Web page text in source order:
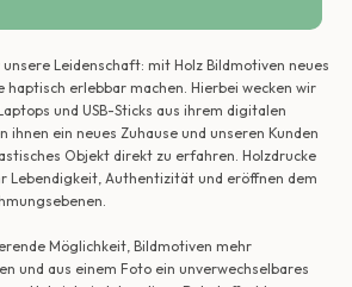
Leidenschaft: mit Holz Bildmotiven neues
haptisch erlebbar machen. Hierbei wecken wir
und USB-Sticks aus ihrem digitalen
ihnen ein neues Zuhause und unseren Kunden
Objekt direkt zu erfahren. Holzdrucke
Lebendigkeit, Authentizität und eröffnen dem
Möglichkeit, Bildmotiven mehr
und aus einem Foto ein unverwechselbares